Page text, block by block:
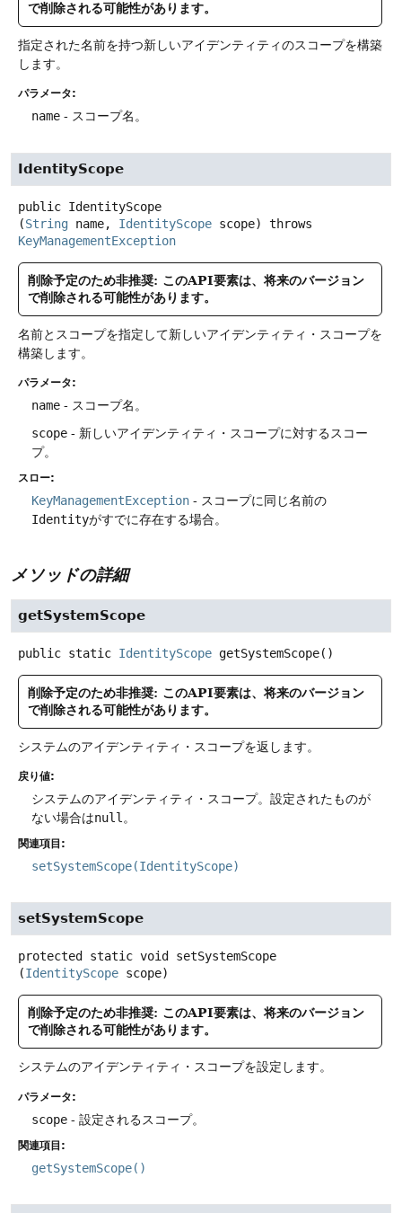
で削除される可能性があります。
指定された名前を持つ新しいアイデンティティのスコープを構築
します。
パラメータ:
name - スコープ名。
IdentityScope
public IdentityScope
(String name, IdentityScope scope)
throws
KeyManagementException
削除予定のため非推奨: このAPI要素は、将来のバージョン
で削除される可能性があります。
名前とスコープを指定して新しいアイデンティティ・スコープを
構築します。
パラメータ:
name - スコープ名。
scope - 新しいアイデンティティ・スコープに対するスコー
プ。
スロー:
KeyManagementException - スコープに同じ名前の
Identityがすでに存在する場合。
メソッドの詳細
getSystemScope
public static IdentityScope getSystemScope()
削除予定のため非推奨: このAPI要素は、将来のバージョン
で削除される可能性があります。
システムのアイデンティティ・スコープを返します。
戻り値:
システムのアイデンティティ・スコープ。設定されたものが
ない場合はnull 。
関連項目:
setSystemScope(IdentityScope)
setSystemScope
protected static void
setSystemScope
(IdentityScope scope)
削除予定のため非推奨: このAPI要素は、将来のバージョン
で削除される可能性があります。
システムのアイデンティティ・スコープを設定します。
パラメータ:
scope - 設定されるスコープ。
関連項目:
getSystemScope()